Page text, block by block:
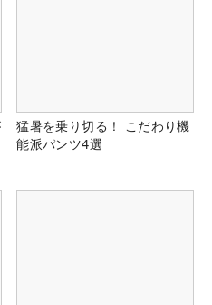
猛暑を乗り切る！ こだわり機
能派パンツ4選